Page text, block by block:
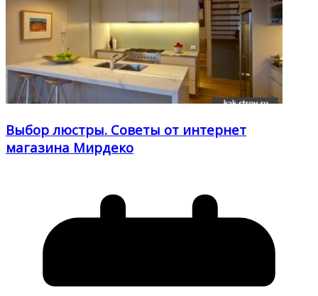
Выбор люстры. Советы от интернет
магазина Мирдеко